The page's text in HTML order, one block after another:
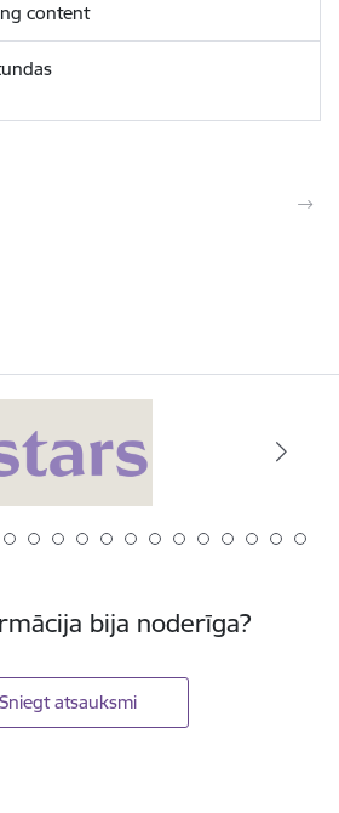
content
bija noderīga?
Sniegt atsauksmi